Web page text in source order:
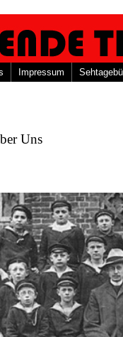
Impressum
Uns